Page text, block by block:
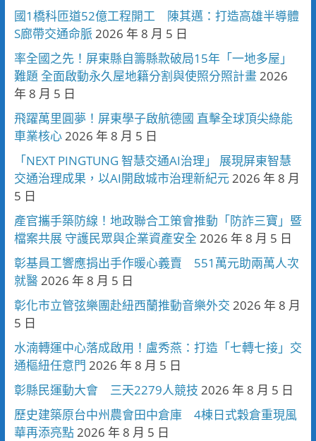
國1橋科匝道52億工程開工 陳其邁：打造高雄半導體
S廊帶交通命脈2026 年 8 月 5 日
率全國之先！屏東縣自籌縣款破局15年「一地多屋」
難題 全面啟動永久屋地籍分割與使照分照計畫2026
年 8 月 5 日
飛躍萬里圓夢！屏東學子啟航德國 直擊全球頂尖綠能
車業核心2026 年 8 月 5 日
「NEXT PINGTUNG 智慧交通AI治理」 展現屏東智慧
交通治理成果，以AI開啟城市治理新紀元2026 年 8 月
5 日
產官攜手築防線！地政聯合工策會推動「防詐三寶」暨
檔案共展 守護民眾與企業資產安全 2026 年 8 月 5 日
彰基員工響應捐出手作暖心義賣 551萬元助兩萬人次
就醫2026 年 8 月 5 日
彰化市立管弦樂團赴紐西蘭推動音樂外交 2026 年 8 月
5 日
水湳轉運中心落成啟用！盧秀燕：打造「七轉七接」交
通樞紐任意門 2026 年 8 月 5 日
彰縣民運動大會 三天2279人競技 2026 年 8 月 5 日
歷史建築原台中州農會田中倉庫 4棟日式穀倉重現風
華再添亮點2026 年 8 月 5 日